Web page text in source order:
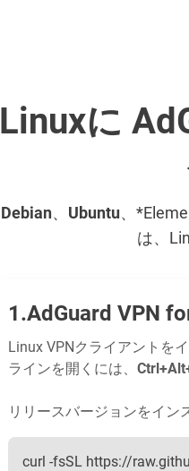
Linuxに
Debian、 Ubuntu、
は、
AdGuard VPN
Linux VPNクライアントを
ラインを開くには、
リリースバージョンをイン
curl -fsSL https://